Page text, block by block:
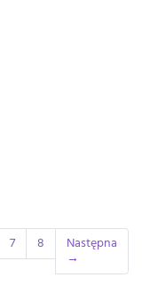
7 8 Następna
→